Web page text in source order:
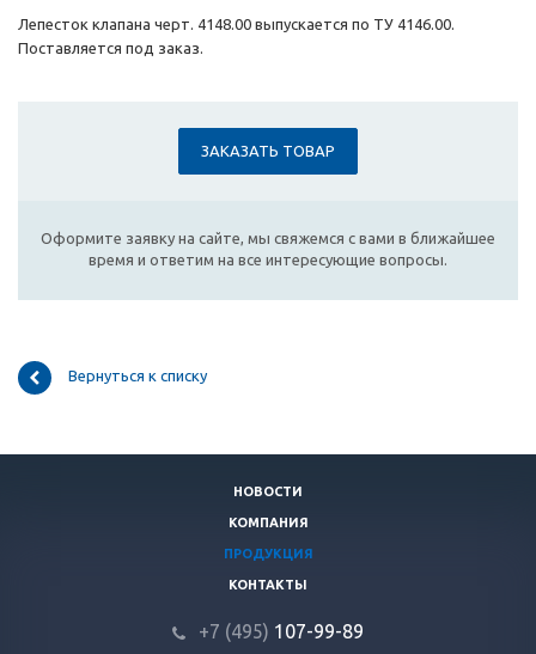
Лепесток клапана черт. 4148.00 выпускается по ТУ 4146.00.
Поставляется под заказ.
ЗАКАЗАТЬ ТОВАР
Оформите заявку на сайте, мы свяжемся с вами в ближайшее
время и ответим на все интересующие вопросы.
Вернуться к списку
НОВОСТИ
КОМПАНИЯ
ПРОДУКЦИЯ
КОНТАКТЫ
+7 (495) 107-99-89